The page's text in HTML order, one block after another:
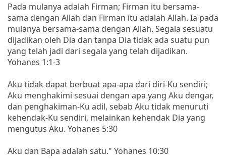
Pada mulanya adalah Firman; Firman itu bersama-
sama dengan Allah dan Firman itu adalah Allah. Ia pada
mulanya bersama-sama dengan Allah. Segala sesuatu
dijadikan oleh Dia dan tanpa Dia tidak ada suatu pun
yang telah jadi dari segala yang telah dijadikan.
Yohanes 1:1-3
Aku tidak dapat berbuat apa-apa dari diri-Ku sendiri;
Aku menghakimi sesuai dengan apa yang Aku dengar,
dan penghakiman-Ku adil, sebab Aku tidak menuruti
kehendak-Ku sendiri, melainkan kehendak Dia yang
mengutus Aku. Yohanes 5:30
Aku dan Bapa adalah satu." Yohanes 10:30